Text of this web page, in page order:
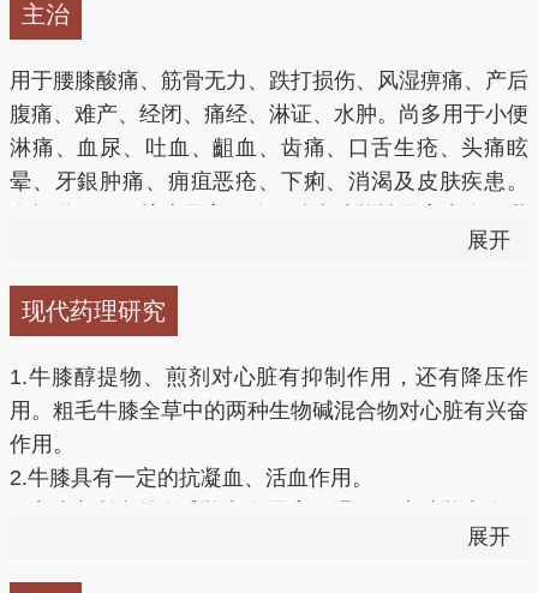
1.活血通经（血瘀经闭，痛经，胞衣不下，跌打伤痛
证）用治妇科经产诸病和跌打伤痛。用治瘀滞经闭痛
经、月经不调，常配伍红花、桃仁等同用，如血府逐瘀
汤；用治胞衣不下，可与当归、瞿麦等同用；用治跌打
瘀痛，多与乳香、没药、续断配伍同用。本品活血通经
功力颇强。
肝肾不足之腰膝酸痛，软弱无力，多配伍杜仲、续断等
同用；若痹痛日久，腰膝酸痛，常配伍独活、桑寄生等
同用，如独活寄生汤；若与苍术、黄柏共用，可用治湿
热下注之足膝痿软、足膝肿痛，如三妙散。本品尤以用
治下半身腰膝关节酸痛见长。
淋、石淋，常与瞿麦、滑石等同用；用治水肿、小便不
利，多配伍车前子、泽泻等同用。本品性善下行,有颇
主治
用于腰膝酸痛、筋骨无力、跌打损伤、风湿痹痛、产后
腹痛、难产、经闭、痛经、淋证、水肿。尚多用于小便
淋痛、血尿、吐血、齟血、齿痛、口舌生疮、头痛眩
晕、牙銀肿痛、痈疽恶疮、下痢、消渴及皮肤疾患。
展开
现代药理研究
1.牛膝醇提物、煎剂对心脏有抑制作用，还有降压作
用。粗毛牛膝全草中的两种生物碱混合物对心脏有兴奋
作用。
2.牛膝具有一定的抗凝血、活血作用。
4.牛膝根有较强的消炎消肿作用。
展开